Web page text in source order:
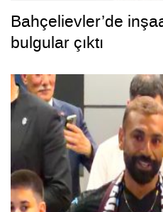
Bahçelievler’de
bulgular çıktı